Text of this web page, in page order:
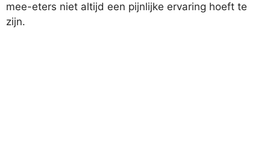
mee-eters niet altijd een pijnlijke ervaring hoeft te
zijn.